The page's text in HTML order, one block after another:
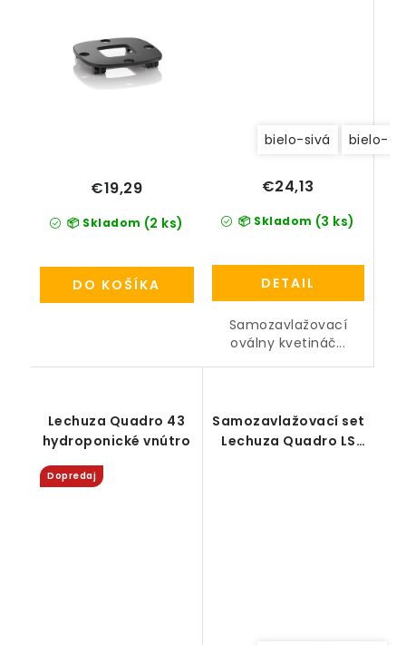
📦 Skladom (2 ks)
€19,29
DO KOŠÍKA
bielo-sivá bielo-
📦 Skladom (3 ks)
€24,13
DETAIL
Samozavlažovací
oválny kvetináč...
Lechuza Quadro 43
hydroponické vnútro
Dopredaj
Samozavlažovací set
Lechuza Quadro LS